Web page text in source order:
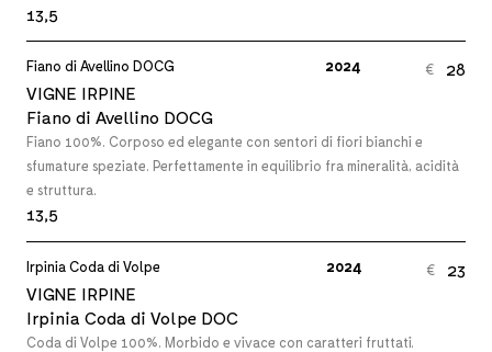
13,5
Fiano di Avellino DOCG 2024 €
28
VIGNE IRPINE
Fiano di Avellino DOCG
Fiano 100%. Corposo ed elegante con sentori di fiori bianchi e
sfumature speziate. Perfettamente in equilibrio fra mineralità, acidità
e struttura.
13,5
Irpinia Coda di Volpe 2024 €
23
VIGNE IRPINE
Irpinia Coda di Volpe DOC
Coda di Volpe 100%. Morbido e vivace con caratteri fruttati.